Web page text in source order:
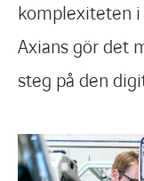
komplexiteten i
Axians gör det
steg på den